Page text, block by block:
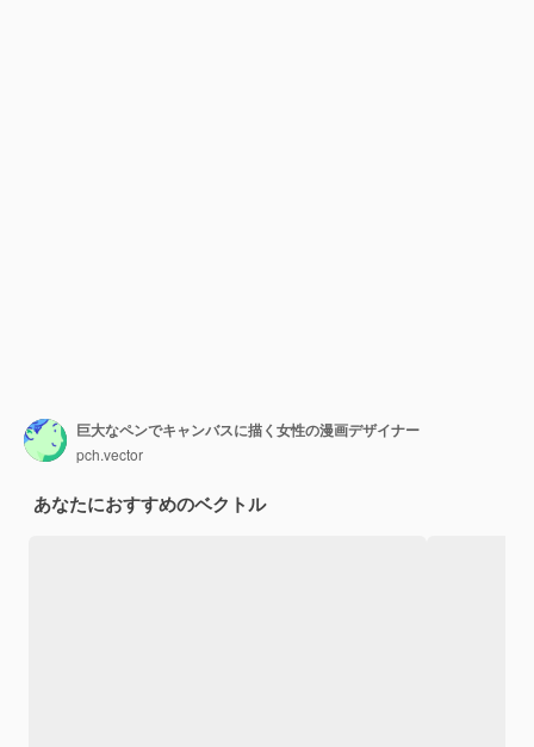
巨大なペンでキャンバスに描く女性の漫画デザイナー
pch.vector
あなたにおすすめのベクトル